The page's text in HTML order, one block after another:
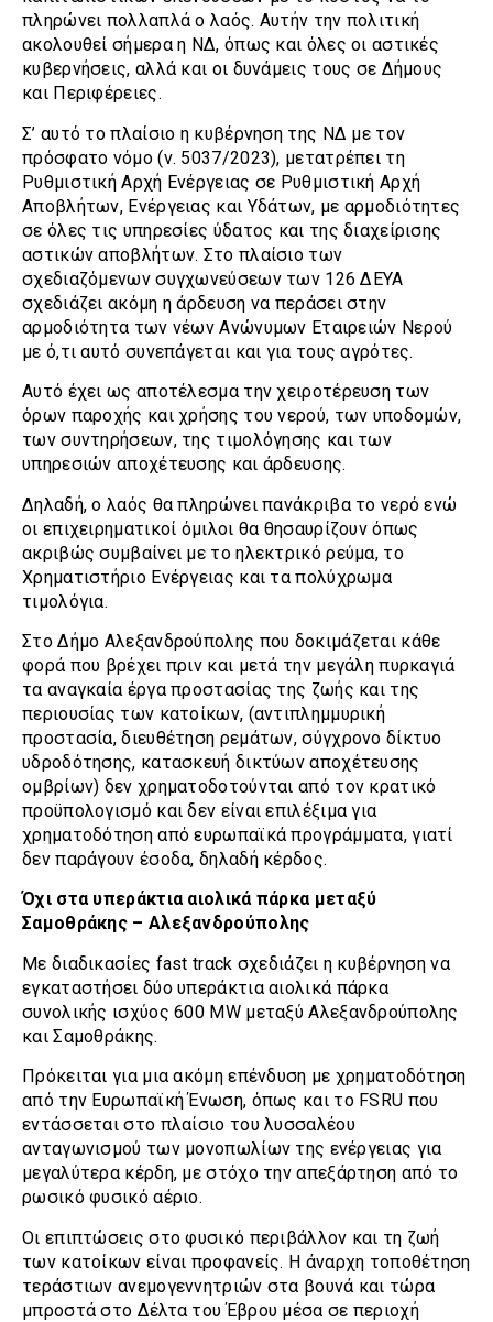
πληρώνει πολλαπλά ο λαός. Αυτήν την πολιτική
ακολουθεί σήμερα η ΝΔ, όπως και όλες οι αστικές
κυβερνήσεις, αλλά και οι δυνάμεις τους σε Δήμους
και Περιφέρειες.
Σ’ αυτό το πλαίσιο η κυβέρνηση της ΝΔ με τον
πρόσφατο νόμο (ν. 5037/2023), μετατρέπει τη
Ρυθμιστική Αρχή Ενέργειας σε Ρυθμιστική Αρχή
Αποβλήτων, Ενέργειας και Υδάτων, με αρμοδιότητες
σε όλες τις υπηρεσίες ύδατος και της διαχείρισης
αστικών αποβλήτων. Στο πλαίσιο των
σχεδιαζόμενων συγχωνεύσεων των 126 ΔΕΥΑ
σχεδιάζει ακόμη η άρδευση να περάσει στην
αρμοδιότητα των νέων Ανώνυμων Εταιρειών Νερού
με ό,τι αυτό συνεπάγεται και για τους αγρότες.
Αυτό έχει ως αποτέλεσμα την χειροτέρευση των
όρων παροχής και χρήσης του νερού, των υποδομών,
των συντηρήσεων, της τιμολόγησης και των
υπηρεσιών αποχέτευσης και άρδευσης.
Δηλαδή, ο λαός θα πληρώνει πανάκριβα το νερό ενώ
οι επιχειρηματικοί όμιλοι θα θησαυρίζουν όπως
ακριβώς συμβαίνει με το ηλεκτρικό ρεύμα, το
Χρηματιστήριο Ενέργειας και τα πολύχρωμα
τιμολόγια.
Στο Δήμο Αλεξανδρούπολης που δοκιμάζεται κάθε
φορά που βρέχει πριν και μετά την μεγάλη πυρκαγιά
τα αναγκαία έργα προστασίας της ζωής και της
περιουσίας των κατοίκων, (αντιπλημμυρική
προστασία, διευθέτηση ρεμάτων, σύγχρονο δίκτυο
υδροδότησης, κατασκευή δικτύων αποχέτευσης
ομβρίων) δεν χρηματοδοτούνται από τον κρατικό
προϋπολογισμό και δεν είναι επιλέξιμα για
χρηματοδότηση από ευρωπαϊκά προγράμματα, γιατί
δεν παράγουν έσοδα, δηλαδή κέρδος.
Όχι στα υπεράκτια αιολικά πάρκα μεταξύ
Σαμοθράκης – Αλεξανδρούπολης
Mε διαδικασίες fast trαck σχεδιάζει η κυβέρνηση να
εγκαταστήσει δύο υπεράκτια αιολικά πάρκα
συνολικής ισχύος 600 MW μεταξύ Αλεξανδρούπολης
και Σαμοθράκης.
Πρόκειται για μια ακόμη επένδυση με χρηματοδότηση
από την Ευρωπαϊκή Ένωση, όπως και το FSRU που
εντάσσεται στο πλαίσιο του λυσσαλέου
ανταγωνισμού των μονοπωλίων της ενέργειας για
μεγαλύτερα κέρδη, με στόχο την απεξάρτηση από το
ρωσικό φυσικό αέριο.
Οι επιπτώσεις στο φυσικό περιβάλλον και τη ζωή
των κατοίκων είναι προφανείς. Η άναρχη τοποθέτηση
τεράστιων ανεμογεννητριών στα βουνά και τώρα
μπροστά στο Δέλτα του Έβρου μέσα σε περιοχή